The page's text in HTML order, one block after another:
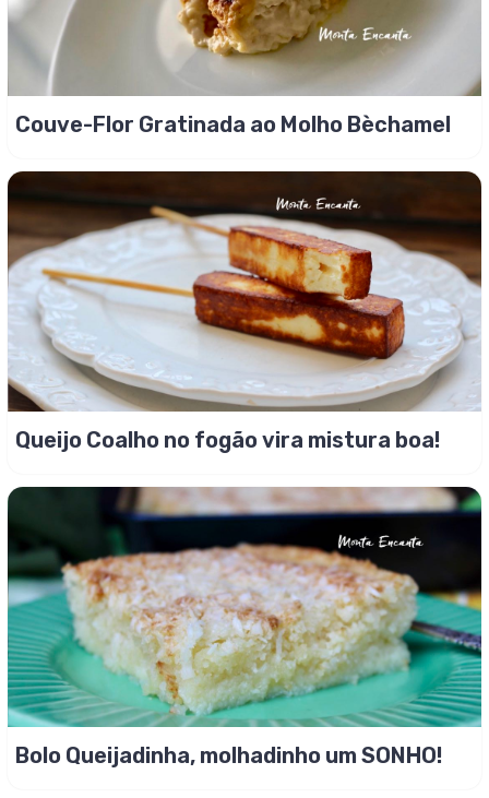
Couve-Flor Gratinada ao Molho Bèchamel
Queijo Coalho no fogão vira mistura boa!
Bolo Queijadinha, molhadinho um SONHO!